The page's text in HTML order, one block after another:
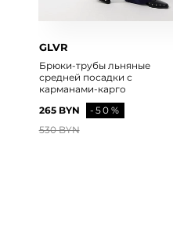
GLVR
Брюки-трубы льняные
средней посадки с
карманами-карго
265 BYN
-50%
530 BYN